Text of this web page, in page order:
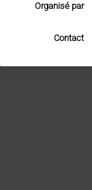
Organisé par
Contact